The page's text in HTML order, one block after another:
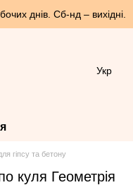
днів. Сб-нд – вихідні.
Укр
гіпсу та бетону
куля Геометрія